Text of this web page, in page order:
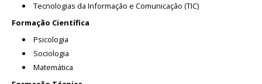
Tecnologias da Informação e Comunicação (TIC)
Formação Científica
Psicologia
Sociologia
Matemática